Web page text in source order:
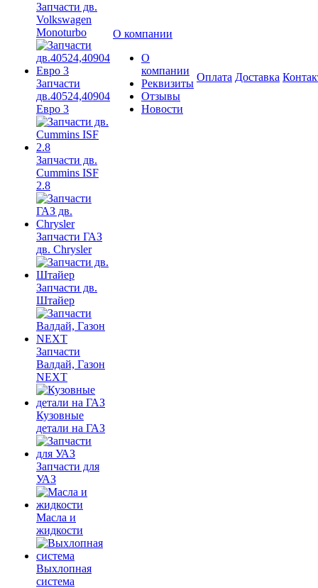
Запчасти дв.
Volkswagen
Monoturbo
Запчасти
дв.40524,40904
Евро 3
Запчасти дв.
Cummins ISF
2.8
Запчасти ГАЗ
дв. Chrysler
Запчасти дв.
Штайер
Запчасти
Валдай, Газон
NEXT
Кузовные
детали на ГАЗ
Запчасти для
УАЗ
Масла и
жидкости
Выхлопная
система
О компании
О
компании
Реквизиты
Отзывы
Новости
Оплата Доставка